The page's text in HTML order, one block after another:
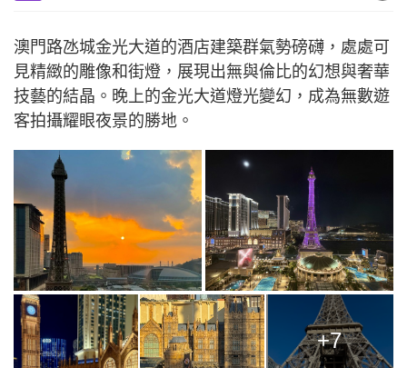
澳門路氹城金光大道的酒店建築群氣勢磅礴，處處可
見精緻的雕像和街燈，展現出無與倫比的幻想與奢華
技藝的結晶。晚上的金光大道燈光變幻，成為無數遊
客拍攝耀眼夜景的勝地。
+7